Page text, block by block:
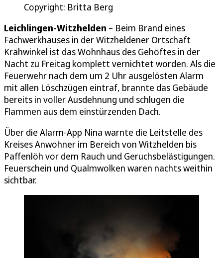
Copyright: Britta Berg
Leichlingen-Witzhelden – Beim Brand eines
Fachwerkhauses in der Witzheldener Ortschaft
Krähwinkel ist das Wohnhaus des Gehöftes in der
Nacht zu Freitag komplett vernichtet worden. Als die
Feuerwehr nach dem um 2 Uhr ausgelösten Alarm
mit allen Löschzügen eintraf, brannte das Gebäude
bereits in voller Ausdehnung und schlugen die
Flammen aus dem einstürzenden Dach.
Über die Alarm-App Nina warnte die Leitstelle des
Kreises Anwohner im Bereich von Witzhelden bis
Paffenlöh vor dem Rauch und Geruchsbelästigungen.
Feuerschein und Qualmwolken waren nachts weithin
sichtbar.